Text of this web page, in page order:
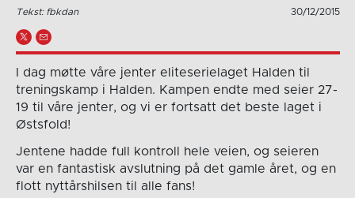
Tekst: fbkdan 30/12/2015
I dag møtte våre jenter eliteserielaget Halden til
treningskamp i Halden. Kampen endte med seier 27-
19 til våre jenter, og vi er fortsatt det beste laget i
Østsfold!
Jentene hadde full kontroll hele veien, og seieren
var en fantastisk avslutning på det gamle året, og en
flott nyttårshilsen til alle fans!